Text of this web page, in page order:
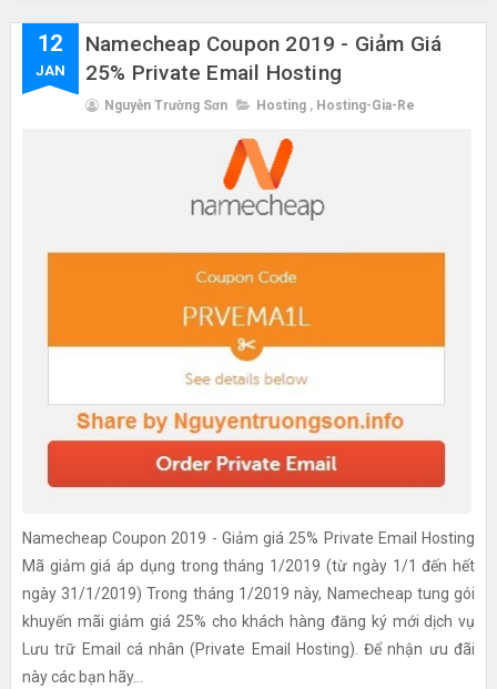
12
JAN
Namecheap Coupon 2019 - Giảm Giá
25% Private Email Hosting
Nguyễn Trường Sơn Hosting , Hosting-Gia-Re
Namecheap Coupon 2019 - Giảm giá 25% Private Email Hosting
Mã giảm giá áp dụng trong tháng 1/2019 (từ ngày 1/1 đến hết
ngày 31/1/2019) Trong tháng 1/2019 này, Namecheap tung gói
khuyến mãi giảm giá 25% cho khách hàng đăng ký mới dịch vụ
Lưu trữ Email cá nhân (Private Email Hosting). Để nhận ưu đãi
này các bạn hãy...